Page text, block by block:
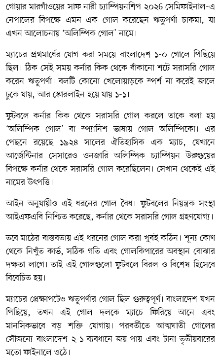
গোয়ার মারগাঁওয়েরসাফ নারী চ্যাম্পিয়নশিপ ২০২6 সেমিফাইনাল-এ
নেপালের বিপক্ষে এমন এক গোল করেছেনঋতুপর্ণা চাকমা, যা
এখন আলোচনায় ‘অলিম্পিক গোল’ নামে।
ম্যাচের প্রথমার্ধের যোগ করা সময়ে বাংলাদেশ ১-০ গোলে পিছিয়ে
ছিল। ঠিক সেই সময় কর্নার কিক থেকে বাঁকানো শটে সরাসরি গোল
করেন ঋতুপর্ণা। বলটি কোনো খেলোয়াড়কে স্পর্শ না করেই জালে
ঢুকে যায়, আর স্কোরলাইন হয়ে যায় ১-১।
ফুটবলে কর্নার কিক থেকে সরাসরি গোল করলে তাকে বলা হয়
‘অলিম্পিক গোল’ বা স্প্যানিশ ভাষায় গোল অলিম্পিকো। এর
পেছনে রয়েছে ১৯২৪ সালের ঐতিহাসিক এক ম্যাচ, যেখানে
আর্জেন্টিনার সেসারেও ওনজারি অলিম্পিক চ্যাম্পিয়ন উরুগুয়ের
বিপক্ষে কর্নার থেকে সরাসরি গোল করেছিলেন। সেখান থেকেই এই
নামের উৎপত্তি।
আইন অনুযায়ীও এই ধরনের গোল বৈধ। ফুটবলের নিয়ন্ত্রক সংস্থা
আইএফএবি নিশ্চিত করেছে, কর্নার থেকে সরাসরি গোল গ্রহণযোগ্য।
তবে মাঠের বাস্তবতায় এই ধরনের গোল করা খুবই কঠিন। শূন্য কোণ
থেকে নিখুঁত কার্ভ, সঠিক গতি এবং গোলকিপারের অবস্থান বোঝার
দক্ষতা লাগে। তাই এই গোলগুলো ফুটবলে বিরল ও বিশেষ হিসেবে
বিবেচিত হয়।
ম্যাচের প্রেক্ষাপটেও ঋতুপর্ণার গোল ছিল গুরুত্বপূর্ণ। বাংলাদেশ যখন
পিছিয়ে, তখন এই গোল দলকে ম্যাচে ফিরিয়ে আনে এবং
মানসিকভাবে বড় শক্তি যোগায়। পরবর্তীতে আত্মঘাতী গোলের
সৌজন্যে বাংলাদেশ ২-১ ব্যবধানে জয় পায় এবং টানা তৃতীয়বারের
মতো ফাইনালে ওঠে।